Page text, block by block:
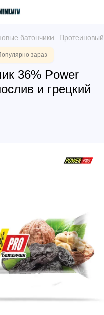
батончики
зараз
36% Power
и грецкий